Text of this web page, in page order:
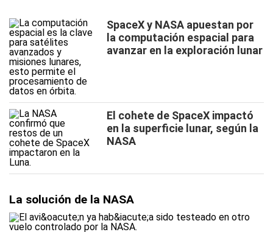
SpaceX y NASA apuestan por
la computación espacial para
avanzar en la exploración lunar
El cohete de SpaceX impactó
en la superficie lunar, según la
NASA
La solución de la NASA